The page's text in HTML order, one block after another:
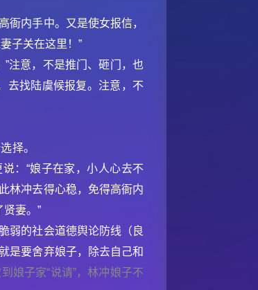
衙内手中。又是使女报信，
子关在这里！”
注意，不是推门、砸门，也
去找陆虞候报复。注意，不
择。
：“娘子在家，小人心去不
林冲去得心稳，免得高衙内
妻。”
弱的社会道德舆论防线（良
是要舍弃娘子，除去自己和
娘子家“说请”，林冲娘子不